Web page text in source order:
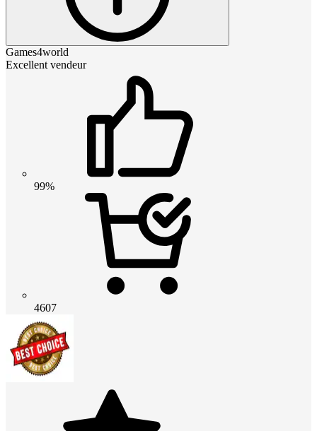
Games4world
Excellent vendeur
99%
4607